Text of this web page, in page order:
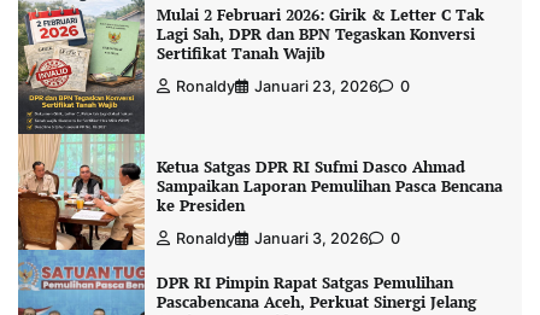
Mulai 2 Februari 2026: Girik & Letter C Tak
Lagi Sah, DPR dan BPN Tegaskan Konversi
Sertifikat Tanah Wajib
Ronaldy Januari 23, 2026 0
Ketua Satgas DPR RI Sufmi Dasco Ahmad
Sampaikan Laporan Pemulihan Pasca Bencana
ke Presiden
Ronaldy Januari 3, 2026 0
DPR RI Pimpin Rapat Satgas Pemulihan
Pascabencana Aceh, Perkuat Sinergi Jelang